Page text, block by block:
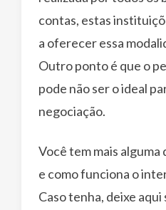
contas, estas
a oferecer essa
Outro ponto é que o
pode não ser o ideal
negociação.
Você tem mais alguma
e como funciona o
Caso tenha, deixe